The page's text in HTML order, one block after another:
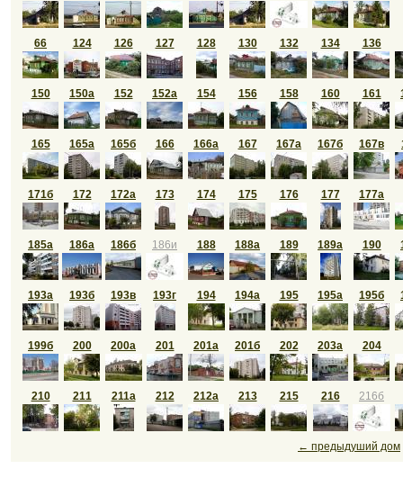
66 124 126 127 128 130 132 134 136
150 150а 152 152а 154 156 158 160 161
165 165а 165б 166 166а 167 167а 167б 167в
171б 172 172а 173 174 175 176 177 177а
185а 186а 186б 186и 188 188а 189 189а 190
193а 193б 193в 193г 194 194а 195 195а 195б
199б 200 200а 201 201а 201б 202 203а 204
210 211 211а 212 212а 213 215 216 216б
← предыдуший дом